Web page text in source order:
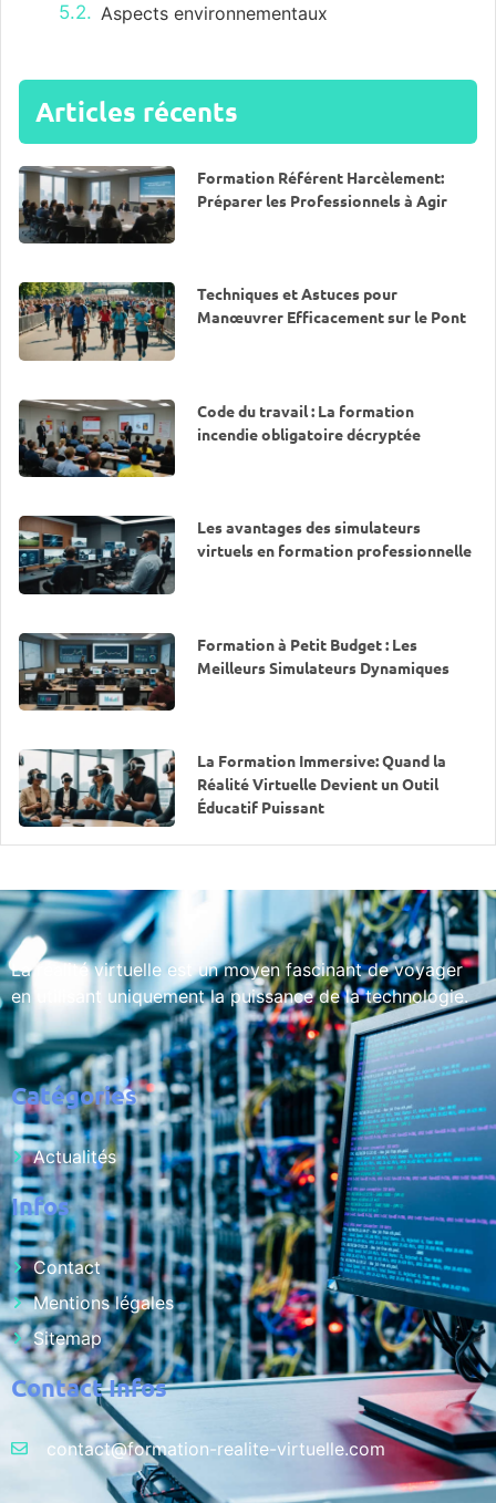
Aspects environnementaux
Articles récents
Formation Référent Harcèlement:
Préparer les Professionnels à Agir
Techniques et Astuces pour
Manœuvrer Efficacement sur le Pont
Code du travail : La formation
incendie obligatoire décryptée
Les avantages des simulateurs
virtuels en formation professionnelle
Formation à Petit Budget : Les
Meilleurs Simulateurs Dynamiques
La Formation Immersive: Quand la
Réalité Virtuelle Devient un Outil
Éducatif Puissant
La réalité virtuelle est un moyen fascinant de voyager
en utilisant uniquement la puissance de la technologie.
Catégories
Actualités
Infos
Contact
Mentions légales
Sitemap
Contact Infos
contact@formation-realite-virtuelle.com